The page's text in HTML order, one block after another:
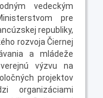
vedeckým
pre
republiky,
rozvoja Čiernej
a mládeže
výzvu na
projektov
organizáciami